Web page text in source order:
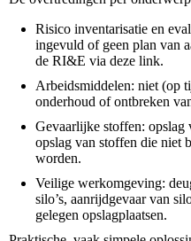
Risico inventarisatie en
ingevuld of geen plan van
de RI&E via deze link.
Arbeidsmiddelen: niet (op
onderhoud of ontbreken
Gevaarlijke stoffen: opslag
opslag van stoffen die niet
worden.
Veilige werkomgeving:
silo’s, aanrijdgevaar van
gelegen opslagplaatsen.